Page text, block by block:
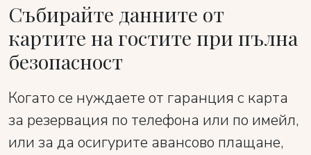
Събирайте данните от
картите на гостите при пълна
безопасност
Когато се нуждаете от гаранция с карта
за резервация по телефона или по имейл,
или за да осигурите авансово плащане,